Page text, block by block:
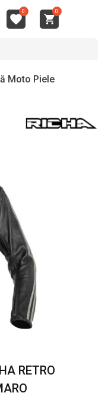
0 0
Moto Piele
RETRO